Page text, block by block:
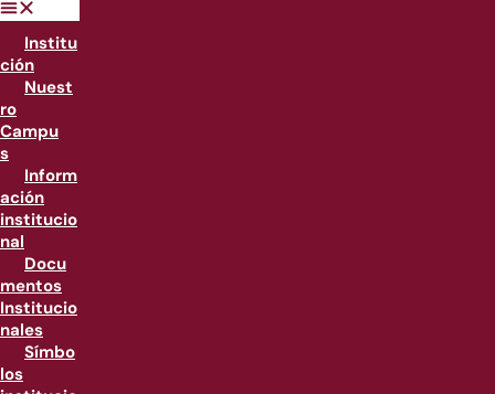
Institu
ción
Nuest
ro
Campu
s
Inform
ación
institucio
nal
Docu
mentos
Institucio
nales
Símbo
los